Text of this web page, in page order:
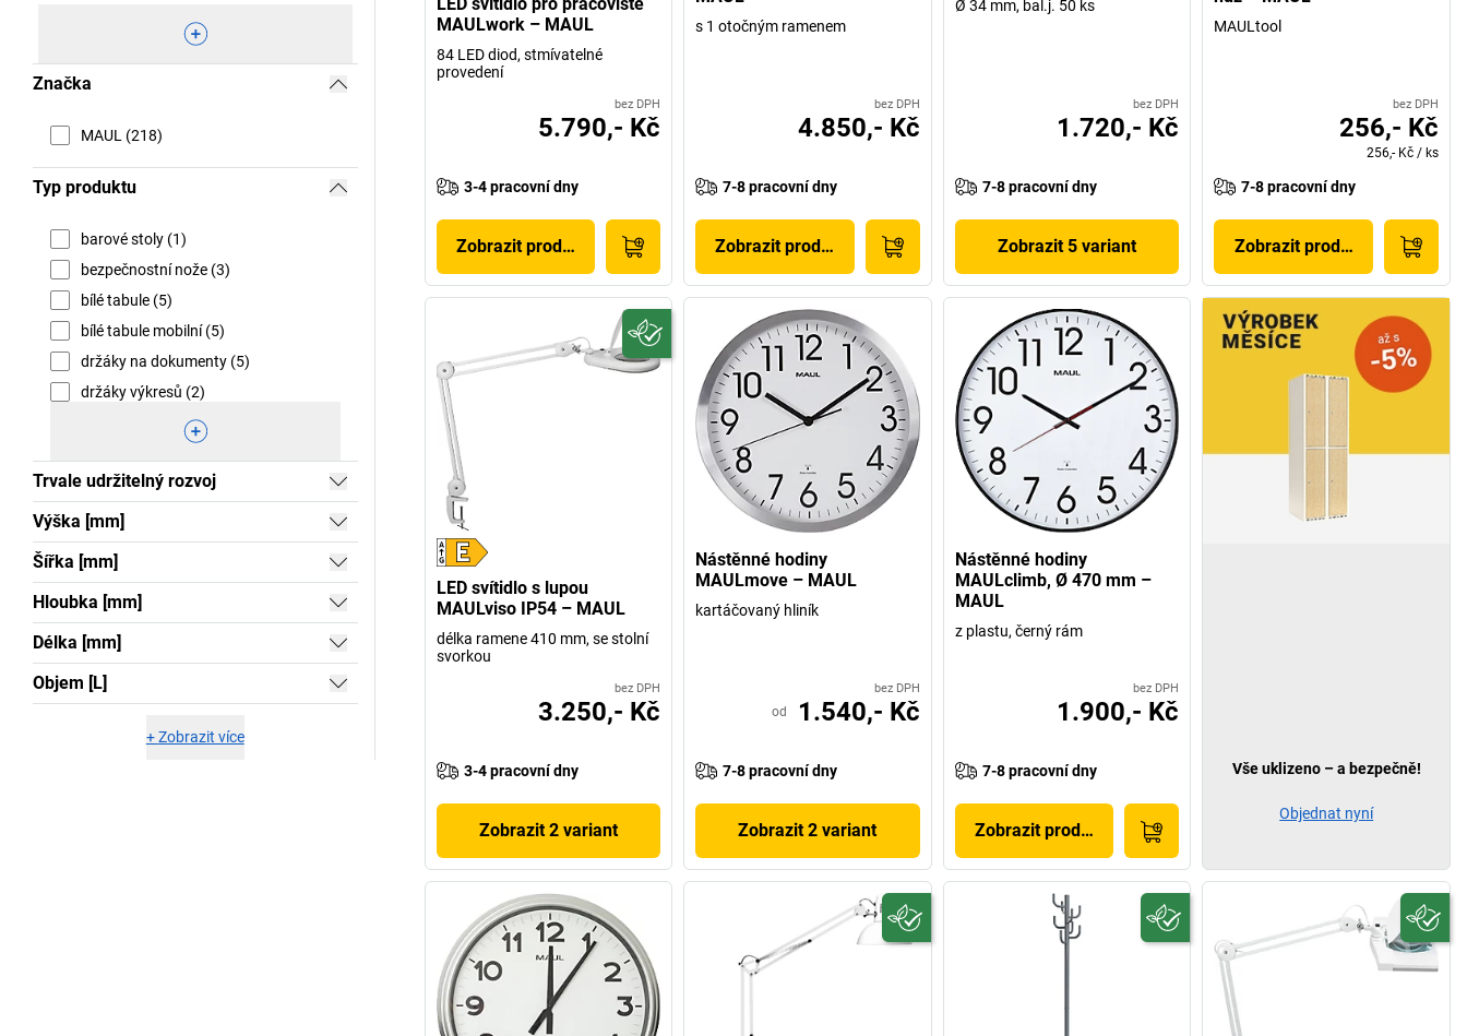
Značka
MAUL (218)
Typ produktu
barové stoly (1)
bezpečnostní nože (3)
bílé tabule (5)
bílé tabule mobilní (5)
držáky na dokumenty (5)
držáky výkresů (2)
Trvale udržitelný rozvoj
Výška [mm]
Šířka [mm]
Hloubka [mm]
Délka [mm]
Objem [L]
+Zobrazit více
MAULwork – MAUL
84 LED diod, stmívatelné
provedení
bez DPH
5.790,- Kč
3-4 pracovní dny
Zobrazit produkt
s 1 otočným ramenem
bez DPH
4.850,- Kč
7-8 pracovní dny
Zobrazit produkt
Ø 34 mm, bal.j. 50 ks
bez DPH
1.720,- Kč
7-8 pracovní dny
Zobrazit 5 variant
MAULtool
bez DPH
256,- Kč
256,- Kč / ks
7-8 pracovní dny
Zobrazit produkt
LED svítidlo s lupou
MAULviso IP54 – MAUL
délka ramene 410 mm, se stolní
svorkou
bez DPH
3.250,- Kč
3-4 pracovní dny
Zobrazit 2 variant
Nástěnné hodiny
MAULmove – MAUL
kartáčovaný hliník
bez DPH
od 1.540,- Kč
7-8 pracovní dny
Zobrazit 2 variant
Nástěnné hodiny
MAULclimb, Ø 470 mm –
MAUL
z plastu, černý rám
bez DPH
1.900,- Kč
7-8 pracovní dny
Zobrazit produkt
Vše uklizeno – a bezpečně!
Objednat nyní